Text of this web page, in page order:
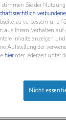
Sie der Nutzung
zu verbessern und
aus Ihrem Verhalten
Inhalte anzeigen
Aufstellung der
hieroder jederzeit unter
Nicht